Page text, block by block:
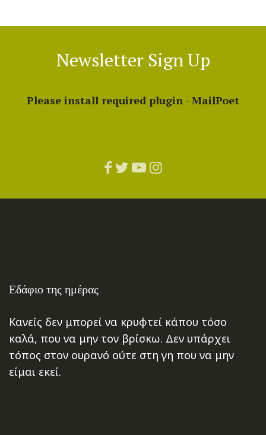
Newsletter Sign Up
Please install required plugin - MailPoet
Εδάφιο της ημέρας
Κανείς δεν μπορεί να κρυφτεί κάπου τόσο
καλά, που να μην τον βρίσκω. Δεν υπάρχει
τόπος στον ουρανό ούτε στη γη που να μην
είμαι εκεί.